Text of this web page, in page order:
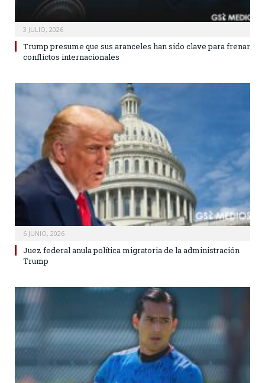
3 JULIO, 2026
Trump presume que sus aranceles han sido clave para frenar
conflictos internacionales
6 JUNIO, 2026
Juez federal anula política migratoria de la administración
Trump